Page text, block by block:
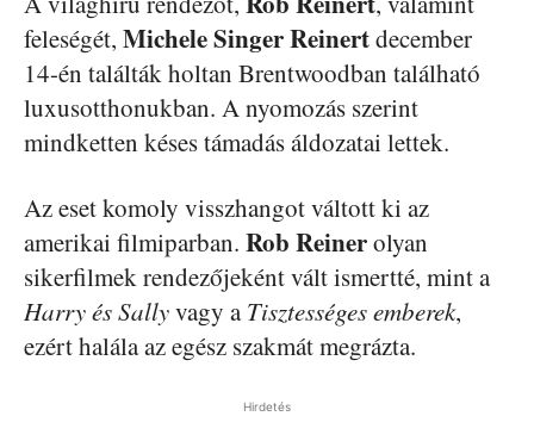
feleségét, Michele Singer Reinertdecember
14-én találták holtan Brentwoodban található
luxusotthonukban. A nyomozás szerint
mindketten késes támadás áldozatai lettek.
Az eset komoly visszhangot váltott ki az
amerikai filmiparban. Rob Reinerolyan
sikerfilmek rendezőjeként vált ismertté, mint a
Harry és Sallyvagy aTisztességes emberek,
ezért halála az egész szakmát megrázta.
Hirdetés